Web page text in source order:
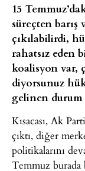
15
süreçten
çıkılabilirdi,
rahatsız eden
koalisyon var,
diyorsunuz
gelinen durum
Kısacası, Ak
çıktı, diğer
politikalarını
Temmuz burada